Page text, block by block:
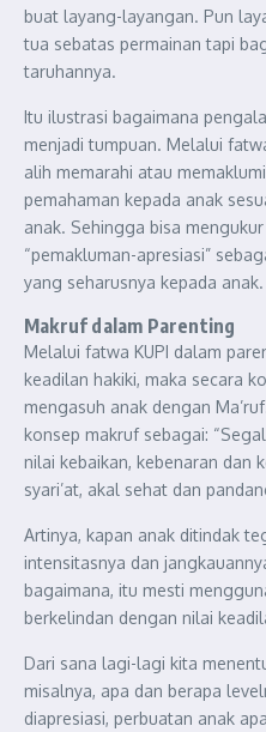
buat layang-layangan. Pun
tua sebatas permainan tapi
taruhannya.
Itu ilustrasi bagaimana
menjadi tumpuan. Melalui
alih memarahi atau
pemahaman kepada anak
anak. Sehingga bisa
“pemakluman-apresiasi”
yang seharusnya kepada
Makruf dalam Parenting
Melalui fatwa KUPI dalam
keadilan hakiki, maka secara
mengasuh anak dengan
konsep makruf sebagai:
nilai kebaikan, kebenaran dan
syari’at, akal sehat dan
Artinya, kapan anak ditindak
intensitasnya dan
bagaimana, itu mesti
berkelindan dengan nilai
Dari sana lagi-lagi kita
misalnya, apa dan berapa
diapresiasi, perbuatan anak